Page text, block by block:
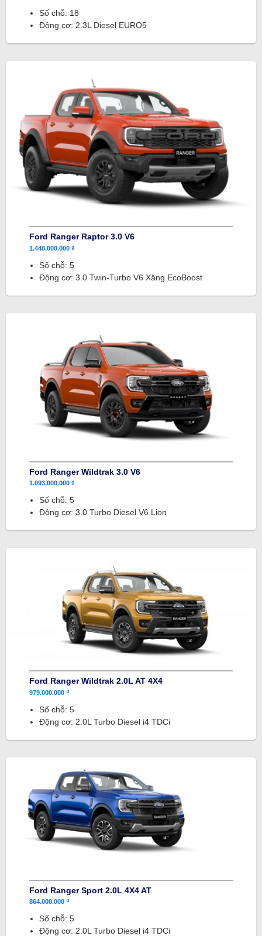
Số chỗ: 18
Động cơ: 2.3L Diesel EURO5
Ford Ranger Raptor 3.0 V6
1.448.000.000 ₫
Số chỗ: 5
Động cơ: 3.0 Twin-Turbo V6 Xăng EcoBoost
Ford Ranger Wildtrak 3.0 V6
1.093.000.000 ₫
Số chỗ: 5
Động cơ: 3.0 Turbo Diesel V6 Lion
Ford Ranger Wildtrak 2.0L AT 4X4
979.000.000 ₫
Số chỗ: 5
Động cơ: 2.0L Turbo Diesel i4 TDCi
Ford Ranger Sport 2.0L 4X4 AT
864.000.000 ₫
Số chỗ: 5
Động cơ: 2.0L Turbo Diesel i4 TDCi